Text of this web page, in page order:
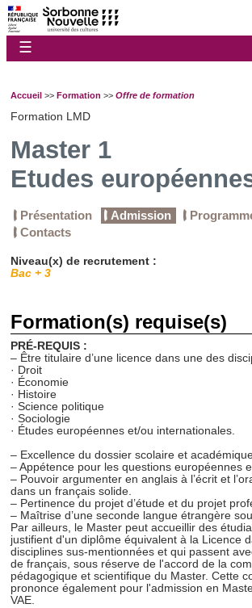
☰
Accueil >> Formation >> Offre de formation
Formation LMD
Master 1
Etudes
Présentation Admission
Contacts
Niveau(x) de recrutement :
Bac + 3
Formation(s) requise(s)
PRÉ-REQUIS :
– Être titulaire d’une licence dans une des
· Droit
· Économie
· Histoire
· Science politique
· Sociologie
· Études européennes et/ou internationales.
– Excellence du dossier scolaire et
– Appétence pour les questions européennes
– Pouvoir argumenter en anglais à l’écrit et
dans un français solide.
– Pertinence du projet d’étude et du projet
– Maîtrise d’une seconde langue étrangère
Par ailleurs, le Master peut accueillir des
justifient d'un diplôme équivalent à la Licence
disciplines sus-mentionnées et qui passent
de français, sous réserve de l'accord de la
pédagogique et scientifique du Master. Cette
prononce également pour l'admission en
VAE.